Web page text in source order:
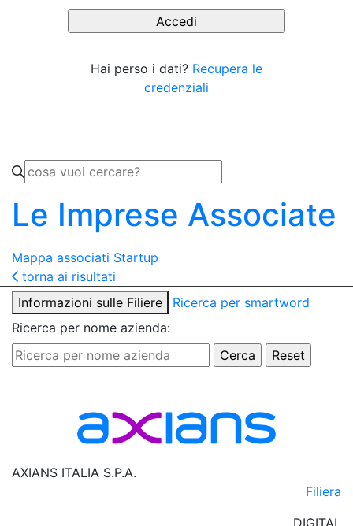
Hai perso i dati? Recupera le
credenziali
Le Imprese Associate
Mappa associati Startup
torna ai risultati
Informazioni sulle Filiere
Ricerca per smartword
Ricerca per nome azienda:
AXIANS ITALIA S.P.A.
Filiera
DIGITAL